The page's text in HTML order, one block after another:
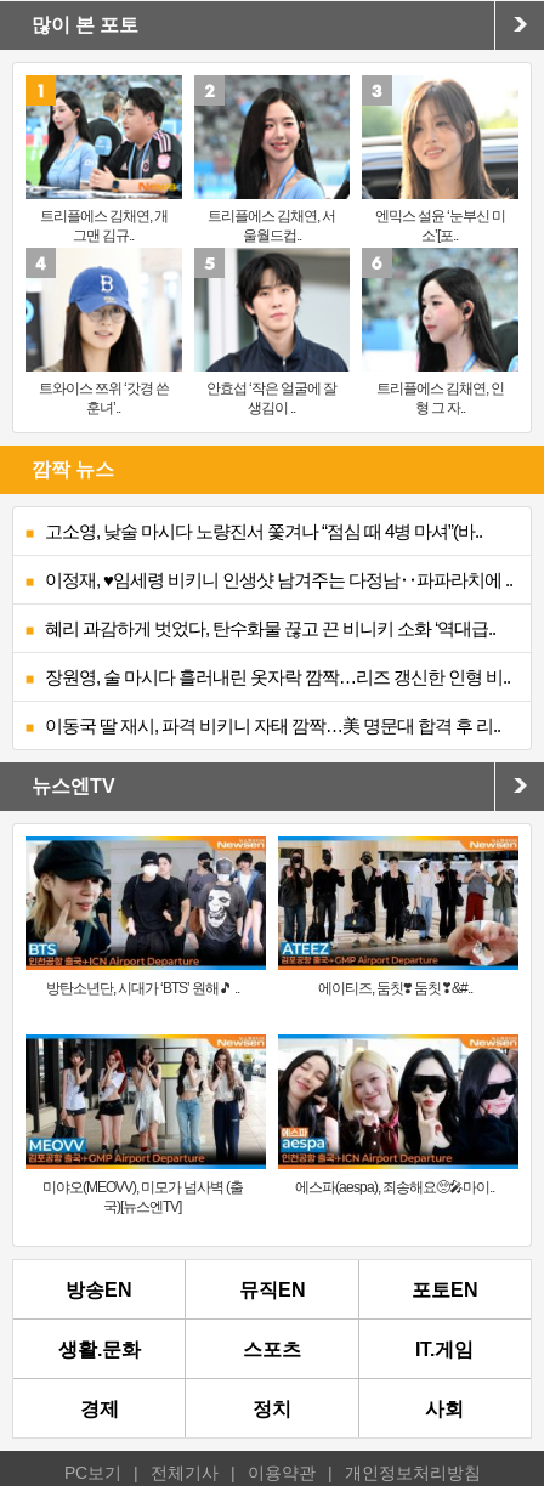
많이 본 포토
트리플에스 김채연, 개
그맨 김규..
트리플에스 김채연, 서
울월드컵..
엔믹스 설윤 ‘눈부신 미
소’[포..
트와이스 쯔위 ‘갓경 쓴
훈녀’..
안효섭 ‘작은 얼굴에 잘
생김이 ..
트리플에스 김채연, 인
형 그 자..
깜짝 뉴스
고소영, 낮술 마시다 노량진서 쫓겨나 “점심 때 4병 마셔”(바..
이정재, ♥임세령 비키니 인생샷 남겨주는 다정남‥파파라치에 ..
혜리 과감하게 벗었다, 탄수화물 끊고 끈 비니키 소화 ‘역대급..
장원영, 술 마시다 흘러내린 옷자락 깜짝…리즈 갱신한 인형 비..
이동국 딸 재시, 파격 비키니 자태 깜짝…美 명문대 합격 후 리..
뉴스엔TV
방탄소년단, 시대가 ‘BTS’ 원해🎵 .. 에이티즈, 둠칫❣️ 둠칫❣&#..
미야오(MEOVV), 미모가 넘사벽 (출
국)[뉴스엔TV]
에스파(aespa), 죄송해요🥺🎤마이..
방송EN 뮤직EN 포토EN
생활.문화 스포츠 IT.게임
경제 정치 사회
PC보기 | 전체기사 | 이용약관 | 개인정보처리방침